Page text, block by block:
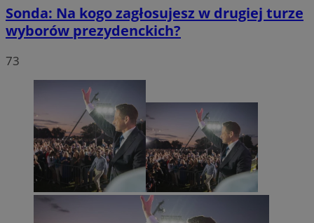
Sonda: Na kogo zagłosujesz w drugiej turze
wyborów prezydenckich?
73